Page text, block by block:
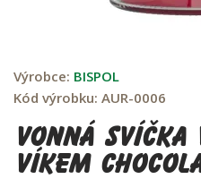
Výrobce: BISPOL
Kód výrobku: AUR-0006
Vonná svíčka
víkem